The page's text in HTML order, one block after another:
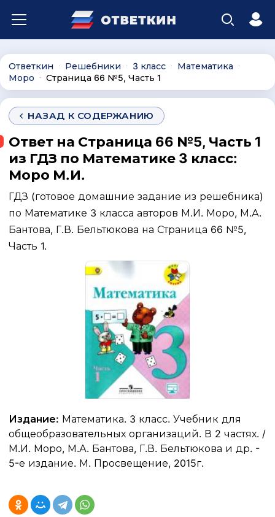
Ответкин ∙ Решебники ∙ 3 класс ∙ Математика ∙
Моро ∙ Страница 66 №5, Часть 1
НАЗАД К СОДЕРЖАНИЮ
Ответ на Страница 66 №5, Часть 1
из ГДЗ по Математике 3 класс:
Моро М.И.
ГДЗ (готовое домашние задание из решебника)
по Математике 3 класса авторов М.И. Моро, М.А.
Бантова, Г.В. Бельтюкова на Страница 66 №5,
Часть 1.
Издание: Математика. 3 класс. Учебник для
общеобразовательных организаций. В 2 частях. /
М.И. Моро, М.А. Бантова, Г.В. Бельтюкова и др. -
5-е издание. М. Просвещение, 2015г.